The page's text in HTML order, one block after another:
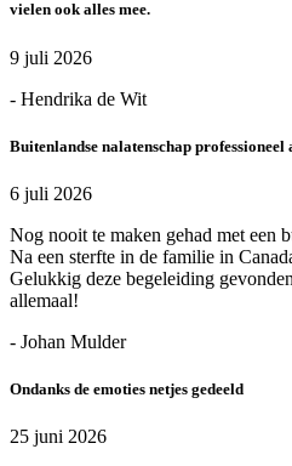
vielen ook alles mee.
9 juli 2026
- Hendrika de Wit
Buitenlandse nalatenschap professioneel
6 juli 2026
Nog nooit te maken gehad met een
Na een sterfte in de familie in
Gelukkig deze begeleiding
allemaal!
- Johan Mulder
Ondanks de emoties netjes gedeeld
25 juni 2026